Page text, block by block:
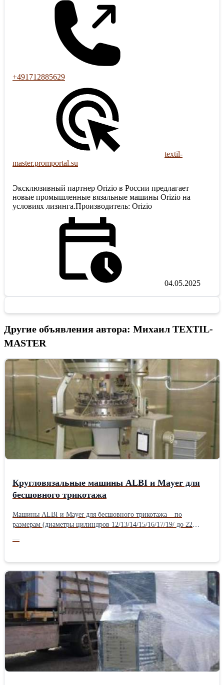
+491712885629
textil-
master.promportal.su
Эксклюзивный партнер Orizio в России предлагает
новые промышленные вязальные машины Orizio на
условиях лизинга.Производитель: Orizio
04.05.2025
Другие объявления автора: Михаил TEXTIL-
MASTER
Кругловязальные машины ALBI и Mayer для
бесшовного трикотажа
Машины ALBI и Mayer для бесшовного трикотажа – по
размерам (диаметры цилиндров 12/13/14/15/16/17/19/ до 22
Мы поставляем восстановленные кругловязальные машины
STOLL, плосковязальные машины, трикотажное оборудование, а
также вспомогательное оборудование для трикотажного
производства. Все наши машины после капитального ремонта
(электрика, механика, игольницы, клинья и проч.), доставка из
Германии, таможенная очистка. Подробная информация - по
запросу на сайте TEXTIL-MASTER, Reutlingen, Германия.
Производитель: ALBI
—